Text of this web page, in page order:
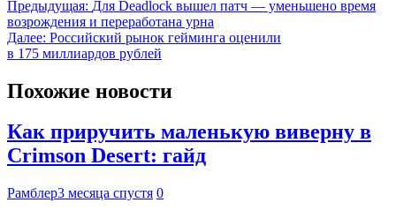
Предыдущая: Для Deadlock вышел патч — уменьшено время
возрождения и переработана урна
Далее: Российский рынок гейминга оценили
в 175 миллиардов рублей
Похожие новости
Как приручить маленькую виверну в
Crimson Desert: гайд
Рамблер3 месяца спустя 0